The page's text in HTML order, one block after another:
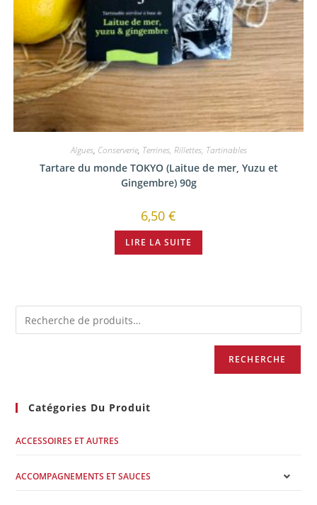
Algues, Conserverie, Terrines, Rillettes, Tartinables
Tartare du monde TOKYO (Laitue de mer, Yuzu et
Gingembre) 90g
6,50 €
LIRE LA SUITE
RECHERCHE
Catégories Du Produit
ACCESSOIRES ET AUTRES
ACCOMPAGNEMENTS ET SAUCES